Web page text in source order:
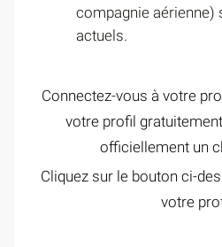
compagnie aérienne)
actuels.
Connectez-vous à votre
votre profil
officiellement un
Cliquez sur le bouton ci-
votre